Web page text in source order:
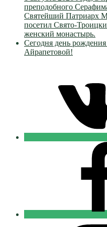
преподобного
Святейший Патриарх
посетил Свято-
женский монастырь.
Сегодня день
Айрапетовой!
Добровольцы